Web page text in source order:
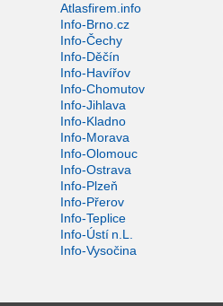
Atlasfirem.info
Info-Brno.cz
Info-Čechy
Info-Děčín
Info-Havířov
Info-Chomutov
Info-Jihlava
Info-Kladno
Info-Morava
Info-Olomouc
Info-Ostrava
Info-Plzeň
Info-Přerov
Info-Teplice
Info-Ústí n.L.
Info-Vysočina